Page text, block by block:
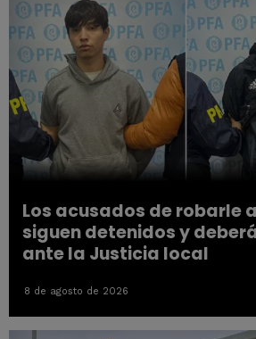
Los acusados de robarle
siguen detenidos y
ante la Justicia local
8 de agosto de 2026